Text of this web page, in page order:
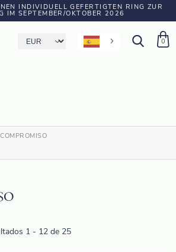
INDIVIDUELL GEFERTIGTEN RING ZUR
IM SEPTEMBER/OKTOBER 2026
0
COMPROMISO
1 - 12 de 25